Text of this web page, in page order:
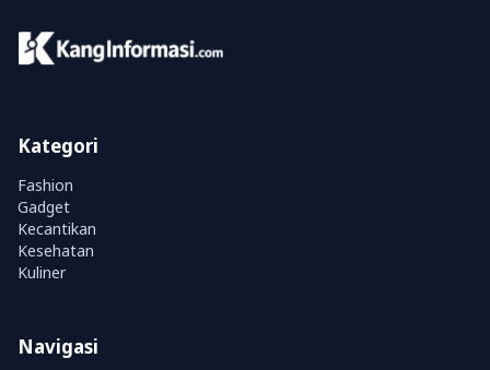
Kategori
Fashion
Gadget
Kecantikan
Kesehatan
Kuliner
Navigasi